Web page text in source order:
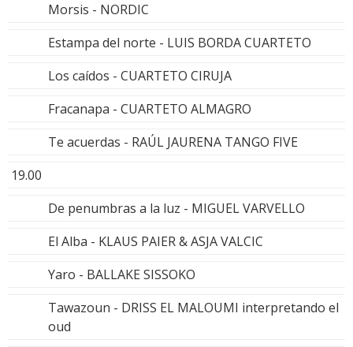
Morsis - NORDIC
Estampa del norte - LUIS BORDA CUARTETO
Los caídos - CUARTETO CIRUJA
Fracanapa - CUARTETO ALMAGRO
Te acuerdas - RAÚL JAURENA TANGO FIVE
19.00
De penumbras a la luz - MIGUEL VARVELLO
El Alba - KLAUS PAIER & ASJA VALCIC
Yaro - BALLAKE SISSOKO
Tawazoun - DRISS EL MALOUMI interpretando el
oud